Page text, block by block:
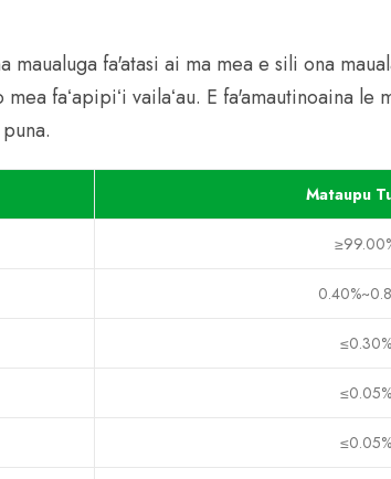
maualuga fa'atasi ai ma mea e sili ona
faʻapipiʻi vailaʻau. E fa'amautinoaina le
Mataupu
≤0.30%
≤0.05%
≤0.05%